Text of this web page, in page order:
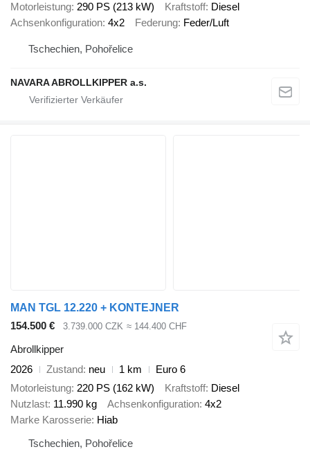
Motorleistung 290 PS (213 kW) Kraftstoff Diesel
Achsenkonfiguration 4x2 Federung Feder/Luft
Tschechien, Pohořelice
NAVARA ABROLLKIPPER a.s.
MAN TGL 12.220 + KONTEJNER
154.500 €
3.739.000 CZK ≈ 144.400 CHF
Abrollkipper
2026
Zustand neu 1 km
Euro 6
Motorleistung 220 PS (162 kW) Kraftstoff Diesel
Nutzlast 11.990 kg Achsenkonfiguration 4x2
Marke Karosserie Hiab
Tschechien, Pohořelice